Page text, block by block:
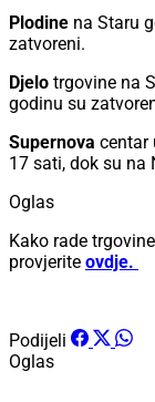
Plodine na Staru
zatvoreni.
Djelo trgovine na
godinu su
Supernova centar
17 sati, dok su na
Oglas
Kako rade
provjerite ovdje.
Podijeli
Oglas